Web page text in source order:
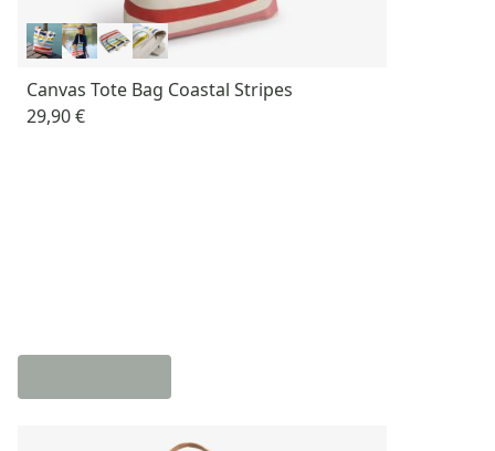
Canvas Tote Bag Coastal Stripes
29,90 €